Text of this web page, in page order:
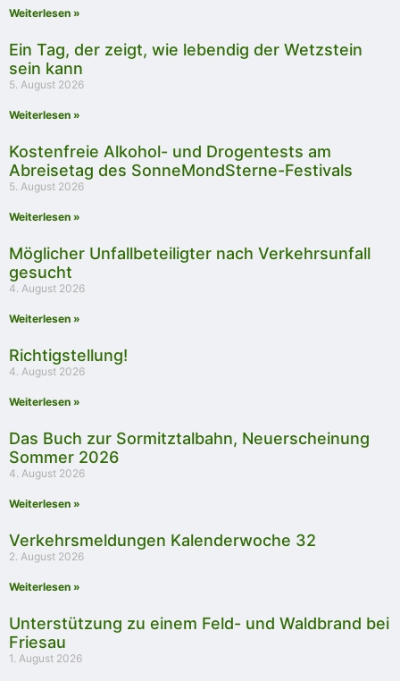
Weiterlesen »
Ein Tag, der zeigt, wie lebendig der Wetzstein
sein kann
5. August 2026
Weiterlesen »
Kostenfreie Alkohol- und Drogentests am
Abreisetag des SonneMondSterne-Festivals
5. August 2026
Weiterlesen »
Möglicher Unfallbeteiligter nach Verkehrsunfall
gesucht
4. August 2026
Weiterlesen »
Richtigstellung!
4. August 2026
Weiterlesen »
Das Buch zur Sormitztalbahn, Neuerscheinung
Sommer 2026
4. August 2026
Weiterlesen »
Verkehrsmeldungen Kalenderwoche 32
2. August 2026
Weiterlesen »
Unterstützung zu einem Feld- und Waldbrand bei
Friesau
1. August 2026